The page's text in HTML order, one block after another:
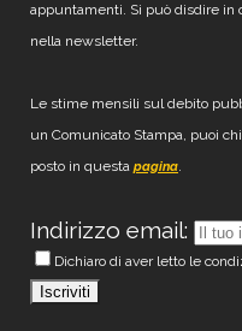
appuntamenti. Si può disdire in
nella newsletter.
Le stime mensili sul debito
un Comunicato Stampa, puoi
posto in questa pagina.
Indirizzo email:
Dichiaro di aver letto le